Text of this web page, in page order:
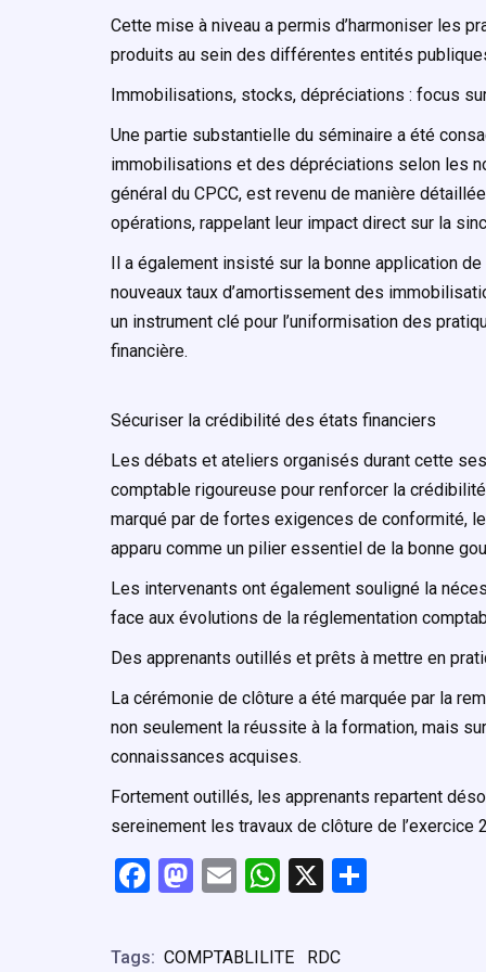
Cette mise à niveau a permis d’harmoniser les
produits au sein des différentes entités
Immobilisations, stocks, dépréciations : focus
Une partie substantielle du séminaire a été
immobilisations et des dépréciations selon les
général du CPCC, est revenu de manière
opérations, rappelant leur impact direct sur la
Il a également insisté sur la bonne application
nouveaux taux d’amortissement des
un instrument clé pour l’uniformisation des
financière.
Sécuriser la crédibilité des états financiers
Les débats et ateliers organisés durant cette
comptable rigoureuse pour renforcer la
marqué par de fortes exigences de conformité,
apparu comme un pilier essentiel de la bonne
Les intervenants ont également souligné la
face aux évolutions de la réglementation
Des apprenants outillés et prêts à mettre en
La cérémonie de clôture a été marquée par la
non seulement la réussite à la formation, mais
connaissances acquises.
Fortement outillés, les apprenants repartent
sereinement les travaux de clôture de
F
ce
M
st
E
ail
W
at
X
Tags: COMPTABLILITE RDC